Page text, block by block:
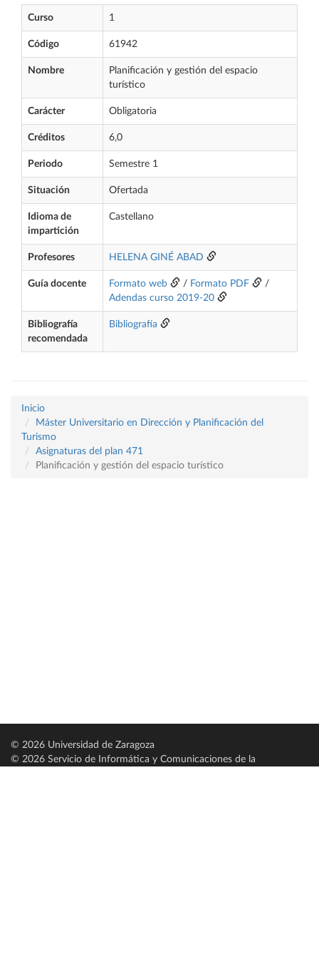
Curso 1
Código 61942
Nombre
Planificación y gestión del espacio
turístico
Carácter Obligatoria
Créditos 6,0
Periodo Semestre 1
Situación Ofertada
Idioma de
impartición
Castellano
Profesores HELENA GINÉ ABAD
Guía docente Formato web / Formato PDF
/
Adendas curso 2019-20
Bibliografía
recomendada
Bibliografía
Inicio
Máster Universitario en Dirección y Planificación del
Turismo
Asignaturas del plan 471
Planificación y gestión del espacio turístico
© 2026 Universidad de Zaragoza
© 2026 Servicio de Informática y Comunicaciones de la